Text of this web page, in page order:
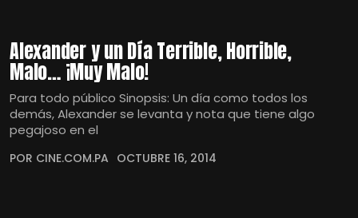
Alexander y un Día Terrible, Horrible,
Malo… ¡Muy Malo!
Para todo público Sinopsis: Un día como todos los
demás, Alexander se levanta y nota que tiene algo
pegajoso en el
POR CINE.COM.PA OCTUBRE 16, 2014